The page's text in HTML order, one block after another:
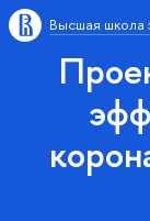
Высшая школа